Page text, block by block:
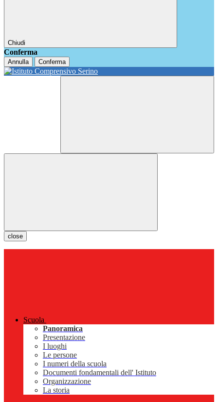
Chiudi
Conferma
Annulla Conferma
close
Scuola
Panoramica
Presentazione
I luoghi
Le persone
I numeri della scuola
Documenti fondamentali dell' Istituto
Organizzazione
La storia